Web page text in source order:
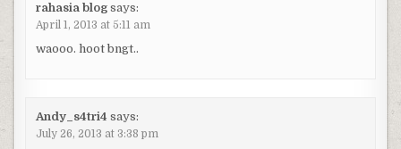
rahasia blog says:
April 1, 2013 at 5:11 am
waooo. hoot bngt..
Andy_s4tri4 says:
July 26, 2013 at 3:38 pm